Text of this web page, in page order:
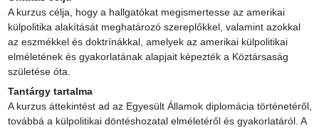
A kurzus célja, hogy a hallgatókat megismertesse az amerikai
külpolitika alakítását meghatározó szereplőkkel, valamint azokkal
az eszmékkel és doktrínákkal, amelyek az amerikai külpolitikai
elméletének és gyakorlatának alapjait képezték a Köztársaság
születése óta.
Tantárgy tartalma
A kurzus áttekintést ad az Egyesült Államok diplomácia történetéről,
továbbá a külpolitikai döntéshozatal elméletéről és gyakorlatáról. A